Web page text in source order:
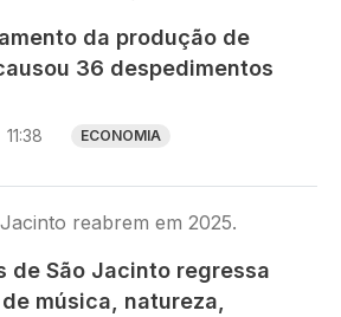
da produção de
36 despedimentos
11:38 ECONOMIA
de São Jacinto regressa
música, natureza,